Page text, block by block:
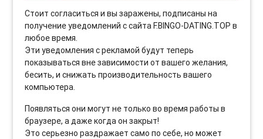
Стоит согласиться и вы заражены, подписаны на
получение уведомлений с сайта F.BINGO-DATING.TOP в
любое время.
Эти уведомления с рекламой будут теперь
показываться вне зависимости от вашего желания,
бесить, и снижать производительность вашего
компьютера.
Появляться они могут не только во время работы в
браузере, а даже когда он закрыт!
Это серьезно раздражает само по себе, но может